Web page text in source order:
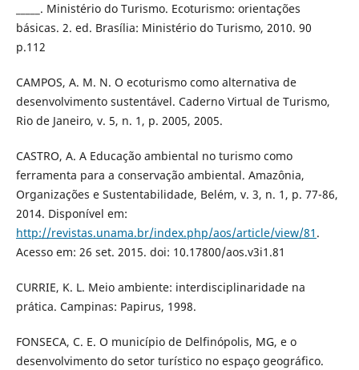
_____. Ministério do Turismo. Ecoturismo: orientações
básicas. 2. ed. Brasília: Ministério do Turismo, 2010. 90
p.112
CAMPOS, A. M. N. O ecoturismo como alternativa de
desenvolvimento sustentável. Caderno Virtual de Turismo,
Rio de Janeiro, v. 5, n. 1, p. 2005, 2005.
CASTRO, A. A Educação ambiental no turismo como
ferramenta para a conservação ambiental. Amazônia,
Organizações e Sustentabilidade, Belém, v. 3, n. 1, p. 77-86,
2014. Disponível em:
http://revistas.unama.br/index.php/aos/article/view/81 .
Acesso em: 26 set. 2015. doi: 10.17800/aos.v3i1.81
CURRIE, K. L. Meio ambiente: interdisciplinaridade na
prática. Campinas: Papirus, 1998.
FONSECA, C. E. O município de Delfinópolis, MG, e o
desenvolvimento do setor turístico no espaço geográfico.